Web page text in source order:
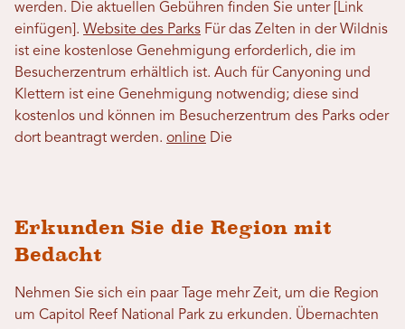
werden. Die aktuellen Gebühren finden Sie unter [Link
einfügen]. Website des Parks Für das Zelten in der Wildnis
ist eine kostenlose Genehmigung erforderlich, die im
Besucherzentrum erhältlich ist. Auch für Canyoning und
Klettern ist eine Genehmigung notwendig; diese sind
kostenlos und können im Besucherzentrum des Parks oder
dort beantragt werden. online Die
Erkunden Sie die Region mit
Bedacht
Nehmen Sie sich ein paar Tage mehr Zeit, um die Region
um Capitol Reef National Park zu erkunden. Übernachten